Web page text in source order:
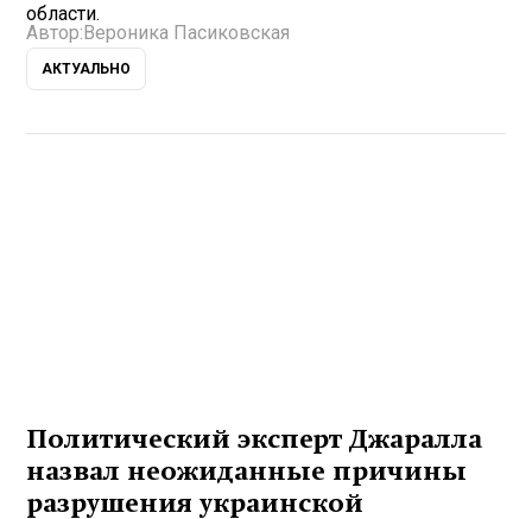
области.
Автор: Вероника Пасиковская
АКТУАЛЬНО
Политический эксперт Джаралла
назвал неожиданные причины
разрушения украинской